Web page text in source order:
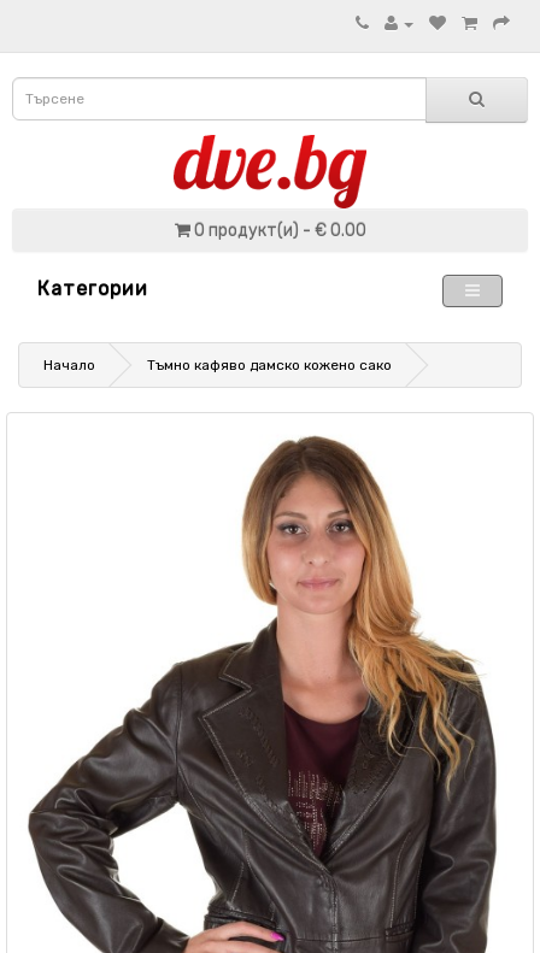
0 продукт(и) - € 0.00
Категории
Начало Тъмно кафяво дамско кожено сако